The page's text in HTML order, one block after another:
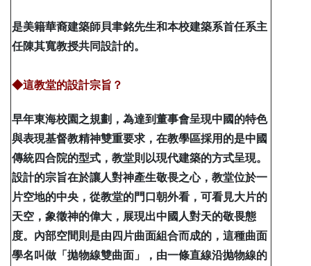
是美籍華裔建築師貝聿銘先生和本校建築系首任系主
任陳其寬教授共同設計的。
◆這教堂的設計宗旨？
早年東海校園之規劃，為達到董事會呈現中國的特色
與表現基督教精神雙重要求，在教學區採用的是中國
傳統四合院的型式，教堂則以現代建築的方式呈現。
設計的宗旨在於讓人對神產生敬畏之心，教堂位於一
片空地的中央，從教堂的門口朝外看，可看見大片的
天空，象徵神的偉大，展現出中國人對天的敬畏態
度。內部空間則是由四片曲面組合而成的，這種曲面
學名叫做「拋物線雙曲面」，由一條直線沿抛物線的